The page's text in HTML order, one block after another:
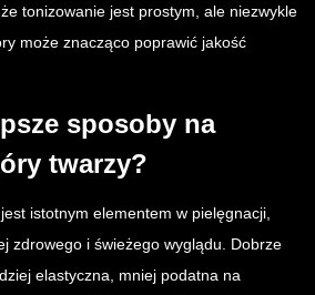
tonizowanie jest prostym, ale niezwykle
może znacząco poprawić jakość
sposoby na
twarzy?
istotnym elementem w pielęgnacji,
zdrowego i świeżego wyglądu. Dobrze
elastyczna, mniej podatna na